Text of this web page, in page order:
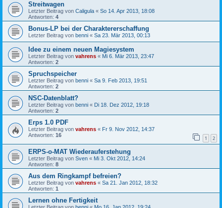
Streitwagen
Letzter Beitrag von Caligula « So 14. Apr 2013, 18:08
Antworten: 4
Bonus-LP bei der Charaktererschaffung
Letzter Beitrag von benni « Sa 23. Mär 2013, 00:13
Idee zu einem neuen Magiesystem
Letzter Beitrag von vahrens « Mi 6. Mär 2013, 23:47
Antworten: 2
Spruchspeicher
Letzter Beitrag von benni « Sa 9. Feb 2013, 19:51
Antworten: 2
NSC-Datenblatt?
Letzter Beitrag von benni « Di 18. Dez 2012, 19:18
Antworten: 2
Erps 1.0 PDF
Letzter Beitrag von vahrens « Fr 9. Nov 2012, 14:37
Antworten: 16 1 2
ERPS-o-MAT Wiederauferstehung
Letzter Beitrag von Sven « Mi 3. Okt 2012, 14:24
Antworten: 8
Aus dem Ringkampf befreien?
Letzter Beitrag von vahrens « Sa 21. Jan 2012, 18:32
Antworten: 1
Lernen ohne Fertigkeit